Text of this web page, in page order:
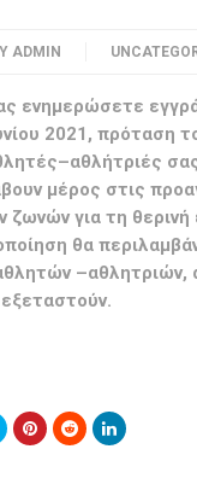
ADMIN
ενημερώσετε
2021, πρόταση
μέρος στις
ζωνών για τη θερινή
θα
–αθλητριών,